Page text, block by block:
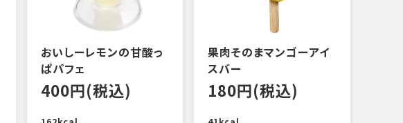
おいしーレモンの甘酸っ
ぱパフェ
400円(税込)
果肉そのまマンゴーアイ
スバー
180円(税込)